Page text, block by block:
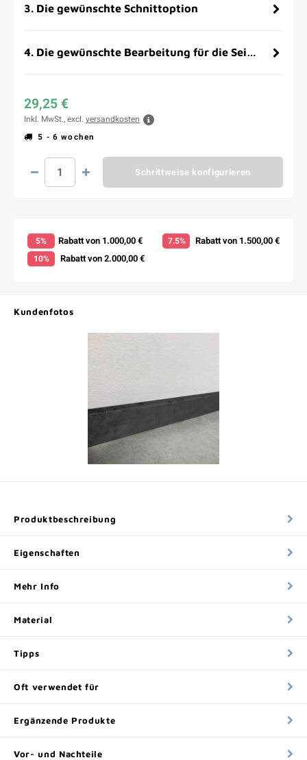
3. Die gewünschte Schnittoption
4. Die gewünschte Bearbeitung für die Seitenflächen
29,25 €
Inkl. MwSt., excl. versandkosten
5 - 6 wochen
Schrittweise konfigurieren
5% Rabatt von 1.000,00 € 7.5% Rabatt von 1.500,00 €
10% Rabatt von 2.000,00 €
Kundenfotos
Produktbeschreibung
Eigenschaften
Mehr Info
Material
Tipps
Oft verwendet für
Ergänzende Produkte
Vor- und Nachteile